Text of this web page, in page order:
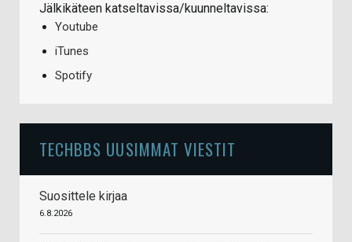
Jälkikäteen katseltavissa/kuunneltavissa:
Youtube
iTunes
Spotify
TECHBBS UUSIMMAT VIESTIT
Suosittele kirjaa
6.8.2026